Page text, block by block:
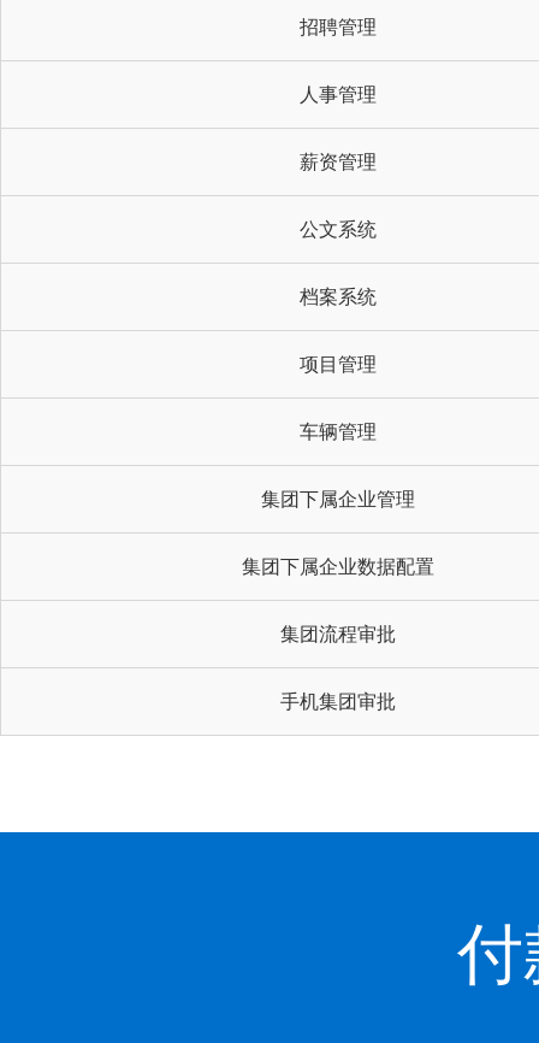
招聘管理
人事管理
薪资管理
公文系统
档案系统
项目管理
车辆管理
集团下属企业管理
集团下属企业数据配置
集团流程审批
手机集团审批
付